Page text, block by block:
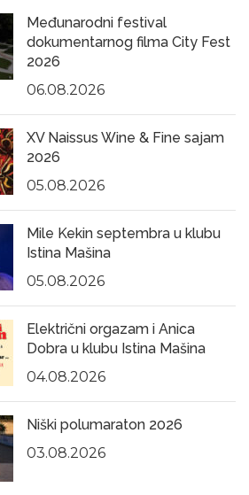
Međunarodni festival
dokumentarnog filma City Fest
2026
06.08.2026
XV Naissus Wine & Fine sajam
2026
05.08.2026
Mile Kekin septembra u klubu
Istina Mašina
05.08.2026
Električni orgazam i Anica
Dobra u klubu Istina Mašina
04.08.2026
Niški polumaraton 2026
03.08.2026